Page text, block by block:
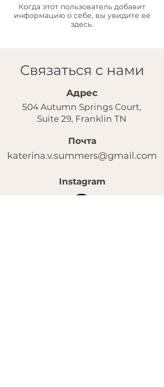
Когда этот пользователь добавит
информацию о себе, вы увидите ее
здесь.
Связаться с нами
Адрес
504 Autumn Springs Court,
Suite 29, Franklin TN
Почта
katerina.v.summers@gmail.com
Instagram